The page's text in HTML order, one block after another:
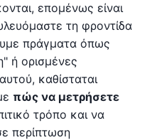
επομένως είναι
τη φροντίδα
πράγματα όπως
ή ορισμένες
καθίσταται
πώς να μετρήσετε
τρόπο και να
περίπτωση